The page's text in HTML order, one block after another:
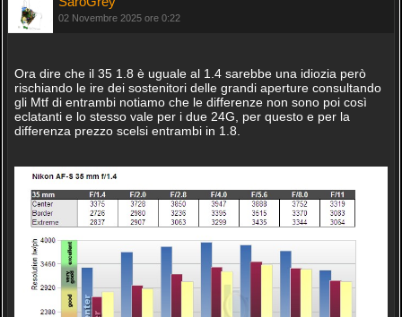
02 Novembre 2025 ore 0:22
Ora dire che il 35 1.8 è uguale al 1.4 sarebbe una idiozia però
rischiando le ire dei sostenitori delle grandi aperture consultando
gli Mtf di entrambi notiamo che le differenze non sono poi così
eclatanti e lo stesso vale per i due 24G, per questo e per la
differenza prezzo scelsi entrambi in 1.8.